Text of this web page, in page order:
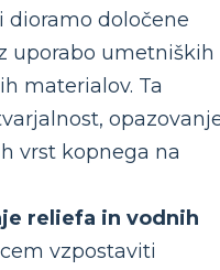
določene
uporabo umetniških
materialov. Ta
vrst kopnega na
reliefa in vodnih
vzpostaviti